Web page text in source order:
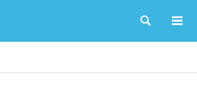
検索